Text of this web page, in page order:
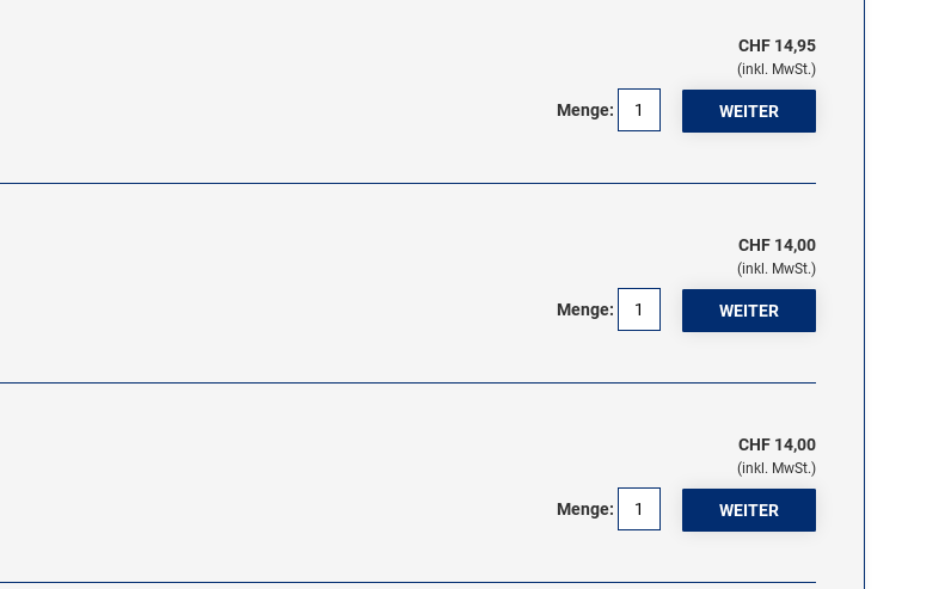
CHF 14,95
(inkl. MwSt.)
Menge:
CHF 14,00
(inkl. MwSt.)
Menge:
CHF 14,00
(inkl. MwSt.)
Menge: